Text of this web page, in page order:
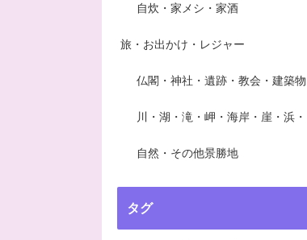
自炊・家メシ・家酒
旅・お出かけ・レジャー
仏閣・神社・遺跡・教会・建築物
川・湖・滝・岬・海岸・崖・浜
自然・その他景勝地
タグ